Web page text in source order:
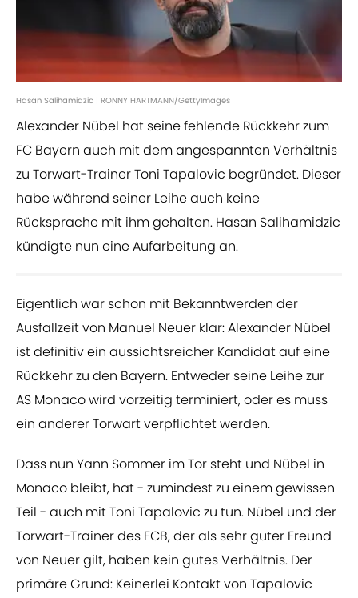
Hasan Salihamidzic | RONNY HARTMANN/GettyImages
Alexander Nübel hat seine fehlende Rückkehr zum
FC Bayern auch mit dem angespannten Verhältnis
zu Torwart-Trainer Toni Tapalovic begründet. Dieser
habe während seiner Leihe auch keine
Rücksprache mit ihm gehalten. Hasan Salihamidzic
kündigte nun eine Aufarbeitung an.
Eigentlich war schon mit Bekanntwerden der
Ausfallzeit von Manuel Neuer klar: Alexander Nübel
ist definitiv ein aussichtsreicher Kandidat auf eine
Rückkehr zu den Bayern. Entweder seine Leihe zur
AS Monaco wird vorzeitig terminiert, oder es muss
ein anderer Torwart verpflichtet werden.
Dass nun Yann Sommer im Tor steht und Nübel in
Monaco bleibt, hat - zumindest zu einem gewissen
Teil - auch mit Toni Tapalovic zu tun. Nübel und der
Torwart-Trainer des FCB, der als sehr guter Freund
von Neuer gilt, haben kein gutes Verhältnis. Der
primäre Grund: Keinerlei Kontakt von Tapalovic